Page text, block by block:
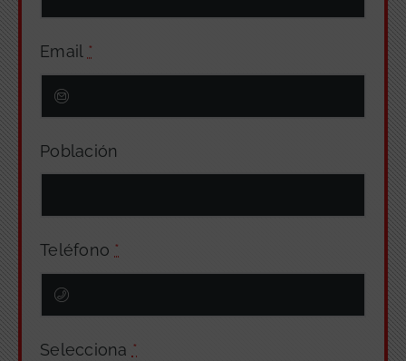
Email *
Población
Teléfono *
Selecciona *